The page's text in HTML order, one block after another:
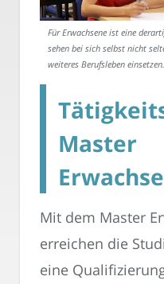
Für Erwachsene ist eine
sehen bei sich selbst nicht
weiteres Berufsleben
Master
Mit dem Master
erreichen die
eine